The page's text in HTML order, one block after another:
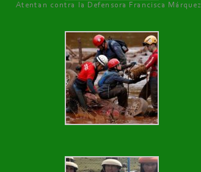
Atentan contra la Defensora Francisca Márquez